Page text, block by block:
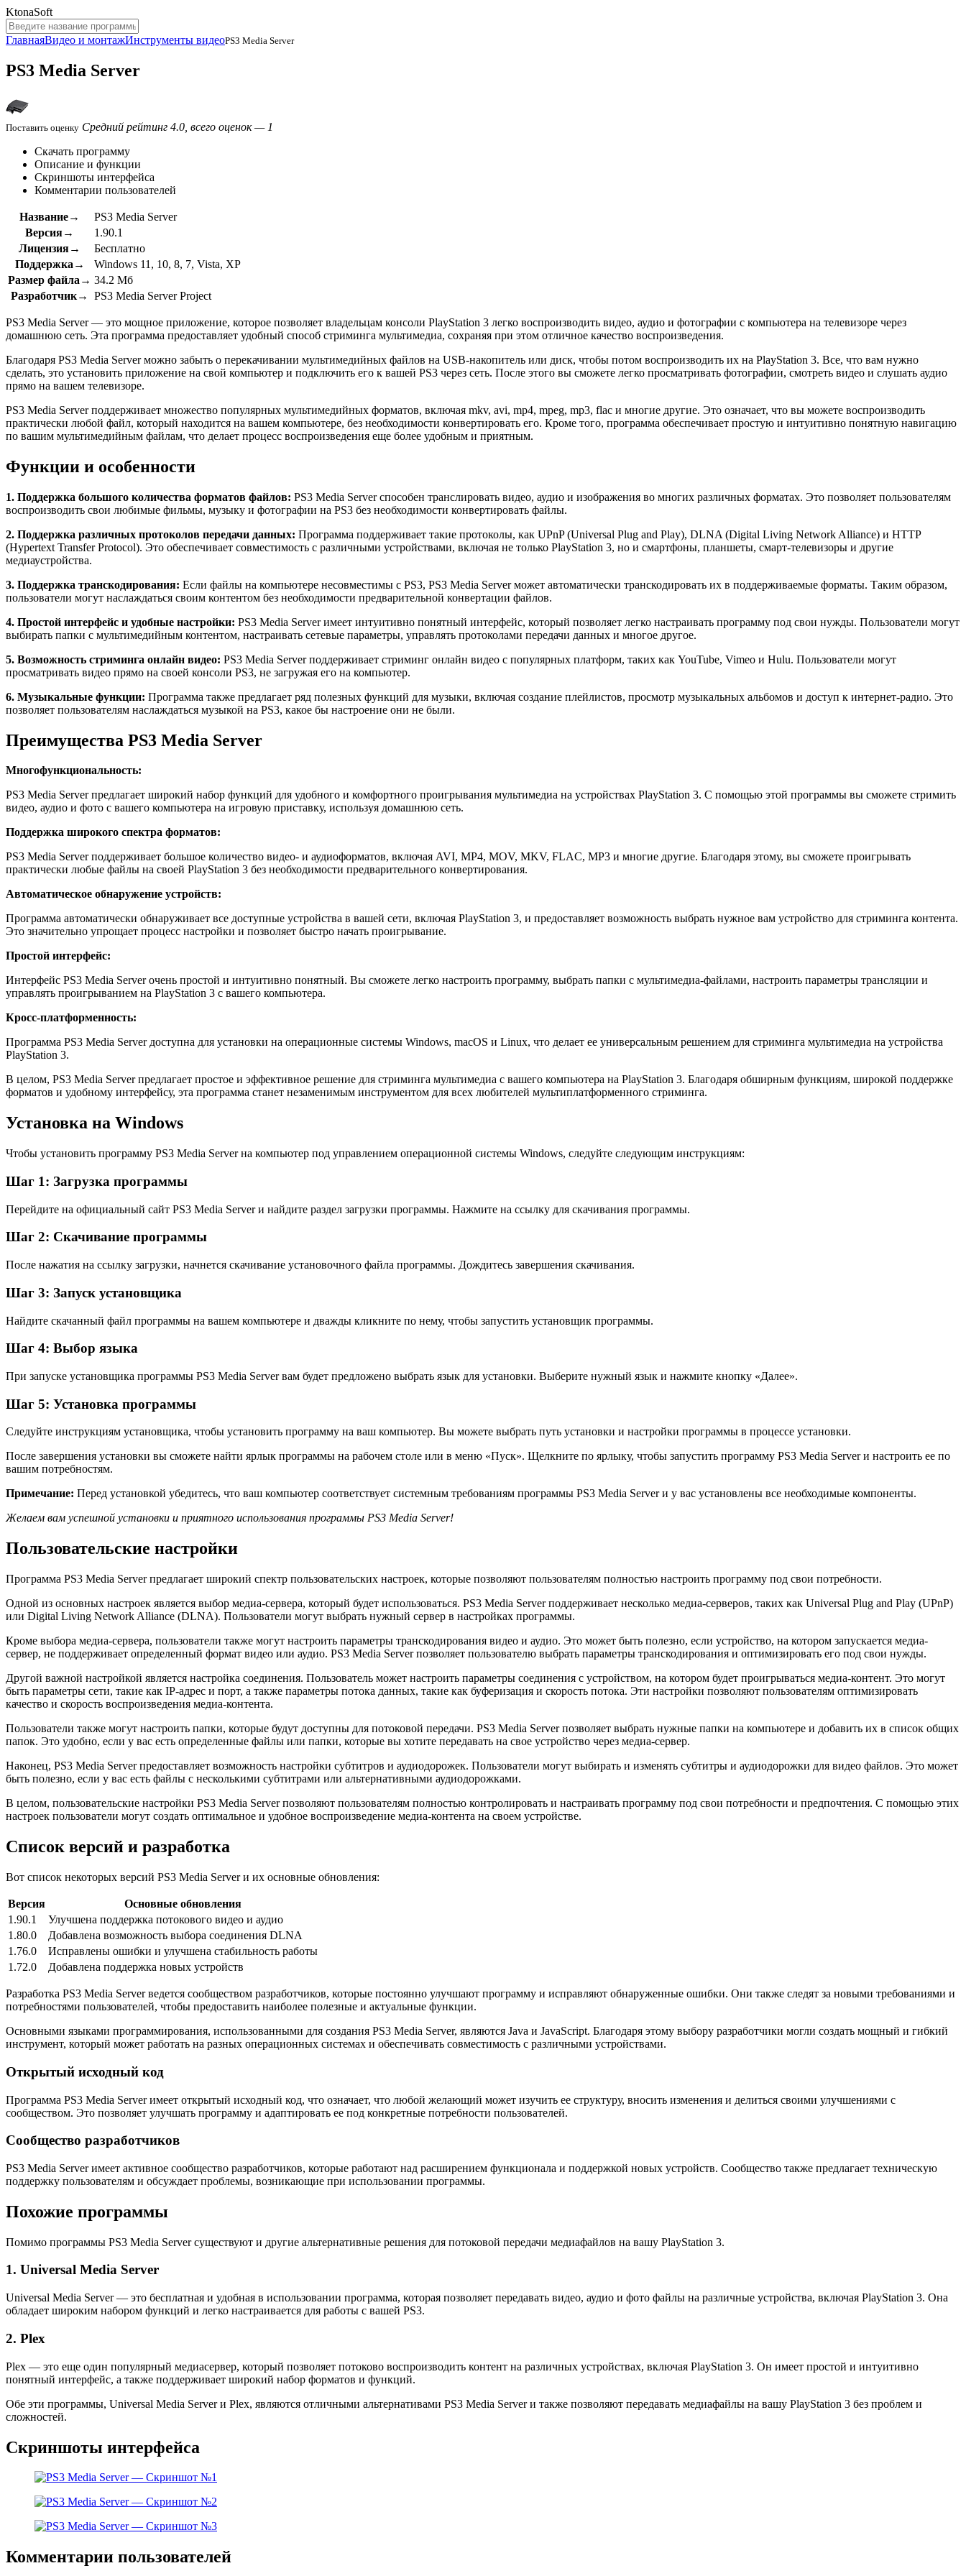
KtonaSoft
ГлавнаяВидео и монтажИнструменты видеоPS3 Media Server
PS3 Media Server
Поставить оценку Средний рейтинг 4.0, всего оценок — 1
Скачать программу
Описание и функции
Скриншоты интерфейса
Комментарии пользователей
Название→
PS3 Media Server
Версия→
1.90.1
Лицензия→
Бесплатно
Поддержка→
Windows 11, 10, 8, 7, Vista, XP
Размер файла→ 34.2 Мб
Разработчик→
PS3 Media Server Project
PS3 Media Server — это мощное приложение, которое позволяет владельцам консоли PlayStation 3 легко воспроизводить видео, аудио и фотографии с компьютера на телевизоре через
домашнюю сеть. Эта программа предоставляет удобный способ стриминга мультимедиа, сохраняя при этом отличное качество воспроизведения.
Благодаря PS3 Media Server можно забыть о перекачивании мультимедийных файлов на USB-накопитель или диск, чтобы потом воспроизводить их на PlayStation 3. Все, что вам нужно
сделать, это установить приложение на свой компьютер и подключить его к вашей PS3 через сеть. После этого вы сможете легко просматривать фотографии, смотреть видео и слушать аудио
прямо на вашем телевизоре.
PS3 Media Server поддерживает множество популярных мультимедийных форматов, включая mkv, avi, mp4, mpeg, mp3, flac и многие другие. Это означает, что вы можете воспроизводить
практически любой файл, который находится на вашем компьютере, без необходимости конвертировать его. Кроме того, программа обеспечивает простую и интуитивно понятную навигацию
по вашим мультимедийным файлам, что делает процесс воспроизведения еще более удобным и приятным.
Функции и особенности
1. Поддержка большого количества форматов файлов: PS3 Media Server способен транслировать видео, аудио и изображения во многих различных форматах. Это позволяет пользователям
воспроизводить свои любимые фильмы, музыку и фотографии на PS3 без необходимости конвертировать файлы.
2. Поддержка различных протоколов передачи данных: Программа поддерживает такие протоколы, как UPnP (Universal Plug and Play), DLNA (Digital Living Network Alliance) и HTTP
(Hypertext Transfer Protocol). Это обеспечивает совместимость с различными устройствами, включая не только PlayStation 3, но и смартфоны, планшеты, смарт-телевизоры и другие
медиаустройства.
3. Поддержка транскодирования: Если файлы на компьютере несовместимы с PS3, PS3 Media Server может автоматически транскодировать их в поддерживаемые форматы. Таким образом,
пользователи могут наслаждаться своим контентом без необходимости предварительной конвертации файлов.
4. Простой интерфейс и удобные настройки: PS3 Media Server имеет интуитивно понятный интерфейс, который позволяет легко настраивать программу под свои нужды. Пользователи могут
выбирать папки с мультимедийным контентом, настраивать сетевые параметры, управлять протоколами передачи данных и многое другое.
5. Возможность стриминга онлайн видео: PS3 Media Server поддерживает стриминг онлайн видео с популярных платформ, таких как YouTube, Vimeo и Hulu. Пользователи могут
просматривать видео прямо на своей консоли PS3, не загружая его на компьютер.
6. Музыкальные функции: Программа также предлагает ряд полезных функций для музыки, включая создание плейлистов, просмотр музыкальных альбомов и доступ к интернет-радио. Это
позволяет пользователям наслаждаться музыкой на PS3, какое бы настроение они не были.
Преимущества PS3 Media Server
Многофункциональность:
PS3 Media Server предлагает широкий набор функций для удобного и комфортного проигрывания мультимедиа на устройствах PlayStation 3. С помощью этой программы вы сможете стримить
видео, аудио и фото с вашего компьютера на игровую приставку, используя домашнюю сеть.
Поддержка широкого спектра форматов:
PS3 Media Server поддерживает большое количество видео- и аудиоформатов, включая AVI, MP4, MOV, MKV, FLAC, MP3 и многие другие. Благодаря этому, вы сможете проигрывать
практически любые файлы на своей PlayStation 3 без необходимости предварительного конвертирования.
Автоматическое обнаружение устройств:
Программа автоматически обнаруживает все доступные устройства в вашей сети, включая PlayStation 3, и предоставляет возможность выбрать нужное вам устройство для стриминга контента.
Это значительно упрощает процесс настройки и позволяет быстро начать проигрывание.
Простой интерфейс:
Интерфейс PS3 Media Server очень простой и интуитивно понятный. Вы сможете легко настроить программу, выбрать папки с мультимедиа-файлами, настроить параметры трансляции и
управлять проигрыванием на PlayStation 3 с вашего компьютера.
Кросс-платформенность:
Программа PS3 Media Server доступна для установки на операционные системы Windows, macOS и Linux, что делает ее универсальным решением для стриминга мультимедиа на устройства
PlayStation 3.
В целом, PS3 Media Server предлагает простое и эффективное решение для стриминга мультимедиа с вашего компьютера на PlayStation 3. Благодаря обширным функциям, широкой поддержке
форматов и удобному интерфейсу, эта программа станет незаменимым инструментом для всех любителей мультиплатформенного стриминга.
Установка на Windows
Чтобы установить программу PS3 Media Server на компьютер под управлением операционной системы Windows, следуйте следующим инструкциям:
Шаг 1: Загрузка программы
Перейдите на официальный сайт PS3 Media Server и найдите раздел загрузки программы. Нажмите на ссылку для скачивания программы.
Шаг 2: Скачивание программы
После нажатия на ссылку загрузки, начнется скачивание установочного файла программы. Дождитесь завершения скачивания.
Шаг 3: Запуск установщика
Найдите скачанный файл программы на вашем компьютере и дважды кликните по нему, чтобы запустить установщик программы.
Шаг 4: Выбор языка
При запуске установщика программы PS3 Media Server вам будет предложено выбрать язык для установки. Выберите нужный язык и нажмите кнопку «Далее».
Шаг 5: Установка программы
Следуйте инструкциям установщика, чтобы установить программу на ваш компьютер. Вы можете выбрать путь установки и настройки программы в процессе установки.
После завершения установки вы сможете найти ярлык программы на рабочем столе или в меню «Пуск». Щелкните по ярлыку, чтобы запустить программу PS3 Media Server и настроить ее по
вашим потребностям.
Примечание: Перед установкой убедитесь, что ваш компьютер соответствует системным требованиям программы PS3 Media Server и у вас установлены все необходимые компоненты.
Желаем вам успешной установки и приятного использования программы PS3 Media Server!
Пользовательские настройки
Программа PS3 Media Server предлагает широкий спектр пользовательских настроек, которые позволяют пользователям полностью настроить программу под свои потребности.
Одной из основных настроек является выбор медиа-сервера, который будет использоваться. PS3 Media Server поддерживает несколько медиа-серверов, таких как Universal Plug and Play (UPnP)
или Digital Living Network Alliance (DLNA). Пользователи могут выбрать нужный сервер в настройках программы.
Кроме выбора медиа-сервера, пользователи также могут настроить параметры транскодирования видео и аудио. Это может быть полезно, если устройство, на котором запускается медиа-
сервер, не поддерживает определенный формат видео или аудио. PS3 Media Server позволяет пользователю выбрать параметры транскодирования и оптимизировать его под свои нужды.
Другой важной настройкой является настройка соединения. Пользователь может настроить параметры соединения с устройством, на котором будет проигрываться медиа-контент. Это могут
быть параметры сети, такие как IP-адрес и порт, а также параметры потока данных, такие как буферизация и скорость потока. Эти настройки позволяют пользователям оптимизировать
качество и скорость воспроизведения медиа-контента.
Пользователи также могут настроить папки, которые будут доступны для потоковой передачи. PS3 Media Server позволяет выбрать нужные папки на компьютере и добавить их в список общих
папок. Это удобно, если у вас есть определенные файлы или папки, которые вы хотите передавать на свое устройство через медиа-сервер.
Наконец, PS3 Media Server предоставляет возможность настройки субтитров и аудиодорожек. Пользователи могут выбирать и изменять субтитры и аудиодорожки для видео файлов. Это может
быть полезно, если у вас есть файлы с несколькими субтитрами или альтернативными аудиодорожками.
В целом, пользовательские настройки PS3 Media Server позволяют пользователям полностью контролировать и настраивать программу под свои потребности и предпочтения. С помощью этих
настроек пользователи могут создать оптимальное и удобное воспроизведение медиа-контента на своем устройстве.
Список версий и разработка
Вот список некоторых версий PS3 Media Server и их основные обновления:
Версия
Основные обновления
1.90.1
Улучшена поддержка потокового видео и аудио
1.80.0
Добавлена возможность выбора соединения DLNA
1.76.0
Исправлены ошибки и улучшена стабильность работы
1.72.0
Добавлена поддержка новых устройств
Разработка PS3 Media Server ведется сообществом разработчиков, которые постоянно улучшают программу и исправляют обнаруженные ошибки. Они также следят за новыми требованиями и
потребностями пользователей, чтобы предоставить наиболее полезные и актуальные функции.
Основными языками программирования, использованными для создания PS3 Media Server, являются Java и JavaScript. Благодаря этому выбору разработчики могли создать мощный и гибкий
инструмент, который может работать на разных операционных системах и обеспечивать совместимость с различными устройствами.
Открытый исходный код
Программа PS3 Media Server имеет открытый исходный код, что означает, что любой желающий может изучить ее структуру, вносить изменения и делиться своими улучшениями с
сообществом. Это позволяет улучшать программу и адаптировать ее под конкретные потребности пользователей.
Сообщество разработчиков
PS3 Media Server имеет активное сообщество разработчиков, которые работают над расширением функционала и поддержкой новых устройств. Сообщество также предлагает техническую
поддержку пользователям и обсуждает проблемы, возникающие при использовании программы.
Похожие программы
Помимо программы PS3 Media Server существуют и другие альтернативные решения для потоковой передачи медиафайлов на вашу PlayStation 3.
1. Universal Media Server
Universal Media Server — это бесплатная и удобная в использовании программа, которая позволяет передавать видео, аудио и фото файлы на различные устройства, включая PlayStation 3. Она
обладает широким набором функций и легко настраивается для работы с вашей PS3.
2. Plex
Plex — это еще один популярный медиасервер, который позволяет потоково воспроизводить контент на различных устройствах, включая PlayStation 3. Он имеет простой и интуитивно
понятный интерфейс, а также поддерживает широкий набор форматов и функций.
Обе эти программы, Universal Media Server и Plex, являются отличными альтернативами PS3 Media Server и также позволяют передавать медиафайлы на вашу PlayStation 3 без проблем и
сложностей.
Скриншоты интерфейса
Комментарии пользователей